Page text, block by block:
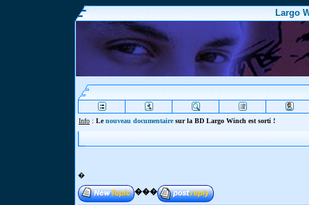
Largo
Info : Lenouveau documentairesur la BD Largo Winch est sorti !
�
���